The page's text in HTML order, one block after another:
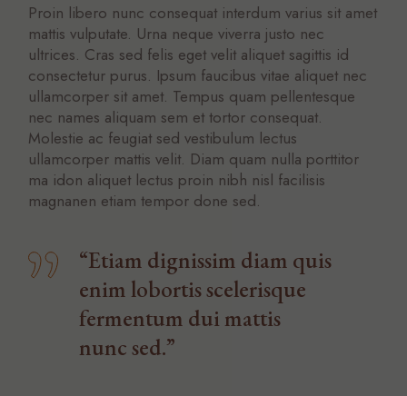
Proin libero nunc consequat interdum varius sit amet
mattis vulputate. Urna neque viverra justo nec
ultrices. Cras sed felis eget velit aliquet sagittis id
consectetur purus. Ipsum faucibus vitae aliquet nec
ullamcorper sit amet. Tempus quam pellentesque
nec names aliquam sem et tortor consequat.
Molestie ac feugiat sed vestibulum lectus
ullamcorper mattis velit. Diam quam nulla porttitor
ma idon aliquet lectus proin nibh nisl facilisis
magnanen etiam tempor done sed.
“Etiam dignissim diam quis
enim lobortis scelerisque
fermentum dui mattis
nunc sed.”